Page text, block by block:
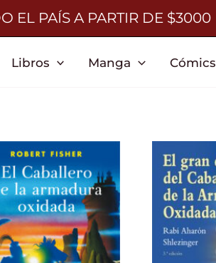
EL PAÍS A PARTIR DE $3000
Libros Manga Cómics